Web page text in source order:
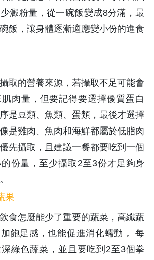
澱粉量，從一碗飯變成8分滿，最
飯，讓身體逐漸適應變小份的進食
取的營養來源，若攝取不足可能會
肉量，但要記得要選擇優質蛋白
是豆類、魚類、蛋類，最後才選擇
是雞肉、魚肉和海鮮都屬於低脂肉
先攝取，且建議一餐都要吃到一個
份量，至少攝取2至3份才足夠身
果
食怎麼能少了重要的蔬菜，高纖蔬
飽足感，也能促進消化蠕動 。每
綠色蔬菜，並且要吃到2至3個拳